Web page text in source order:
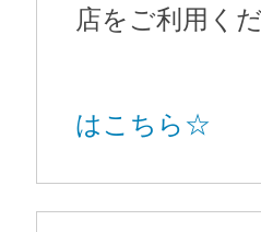
店をご利用く
はこちら☆